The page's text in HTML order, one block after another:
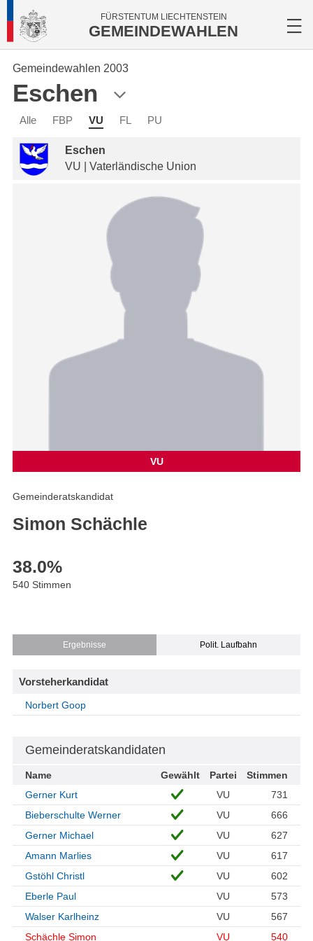
FÜRSTENTUM LIECHTENSTEIN
GEMEINDEWAHLEN
Gemeindewahlen 2003
Eschen
Alle FBP VU FL PU
Eschen
VU | Vaterländische Union
VU
Gemeinderatskandidat
Simon Schächle
38.0%
540 Stimmen
Ergebnisse Polit. Laufbahn
Vorsteherkandidat
Norbert Goop
Gemeinderatskandidaten
Name Gewählt Partei
Stimmen
Gerner Kurt
VU
731
Bieberschulte Werner
VU
666
Gerner Michael
VU
627
Amann Marlies
VU
617
Gstöhl Christl
VU
602
Eberle Paul
VU
573
Walser Karlheinz
VU
567
Schächle Simon
VU 540